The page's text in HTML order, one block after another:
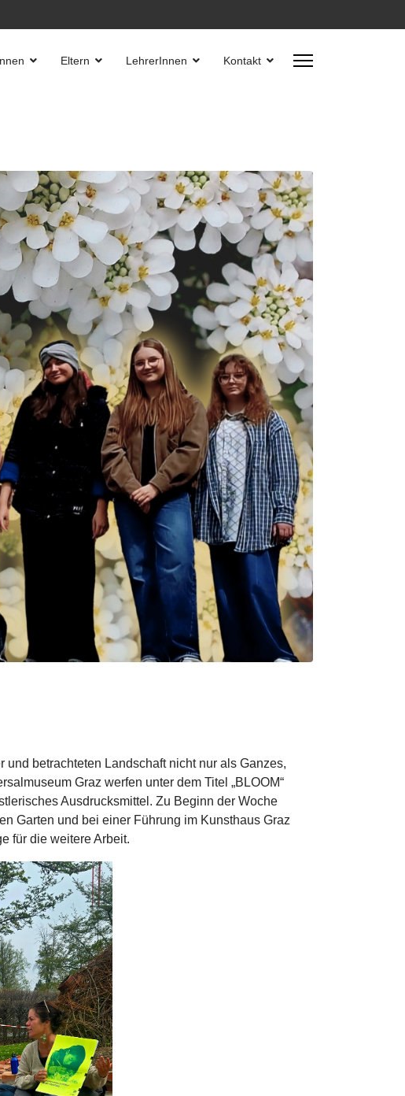
Eltern LehrerInnen Kontakt
betrachteten Landschaft nicht nur als Ganzes,
Graz werfen unter dem Titel „BLOOM“
Ausdrucksmittel. Zu Beginn der Woche
Garten und bei einer Führung im Kunsthaus Graz
für die weitere Arbeit.